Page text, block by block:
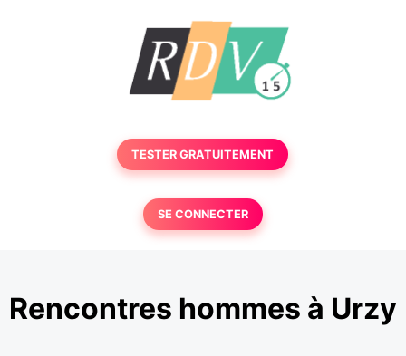
TESTER GRATUITEMENT
SE CONNECTER
Rencontres hommes à Urzy